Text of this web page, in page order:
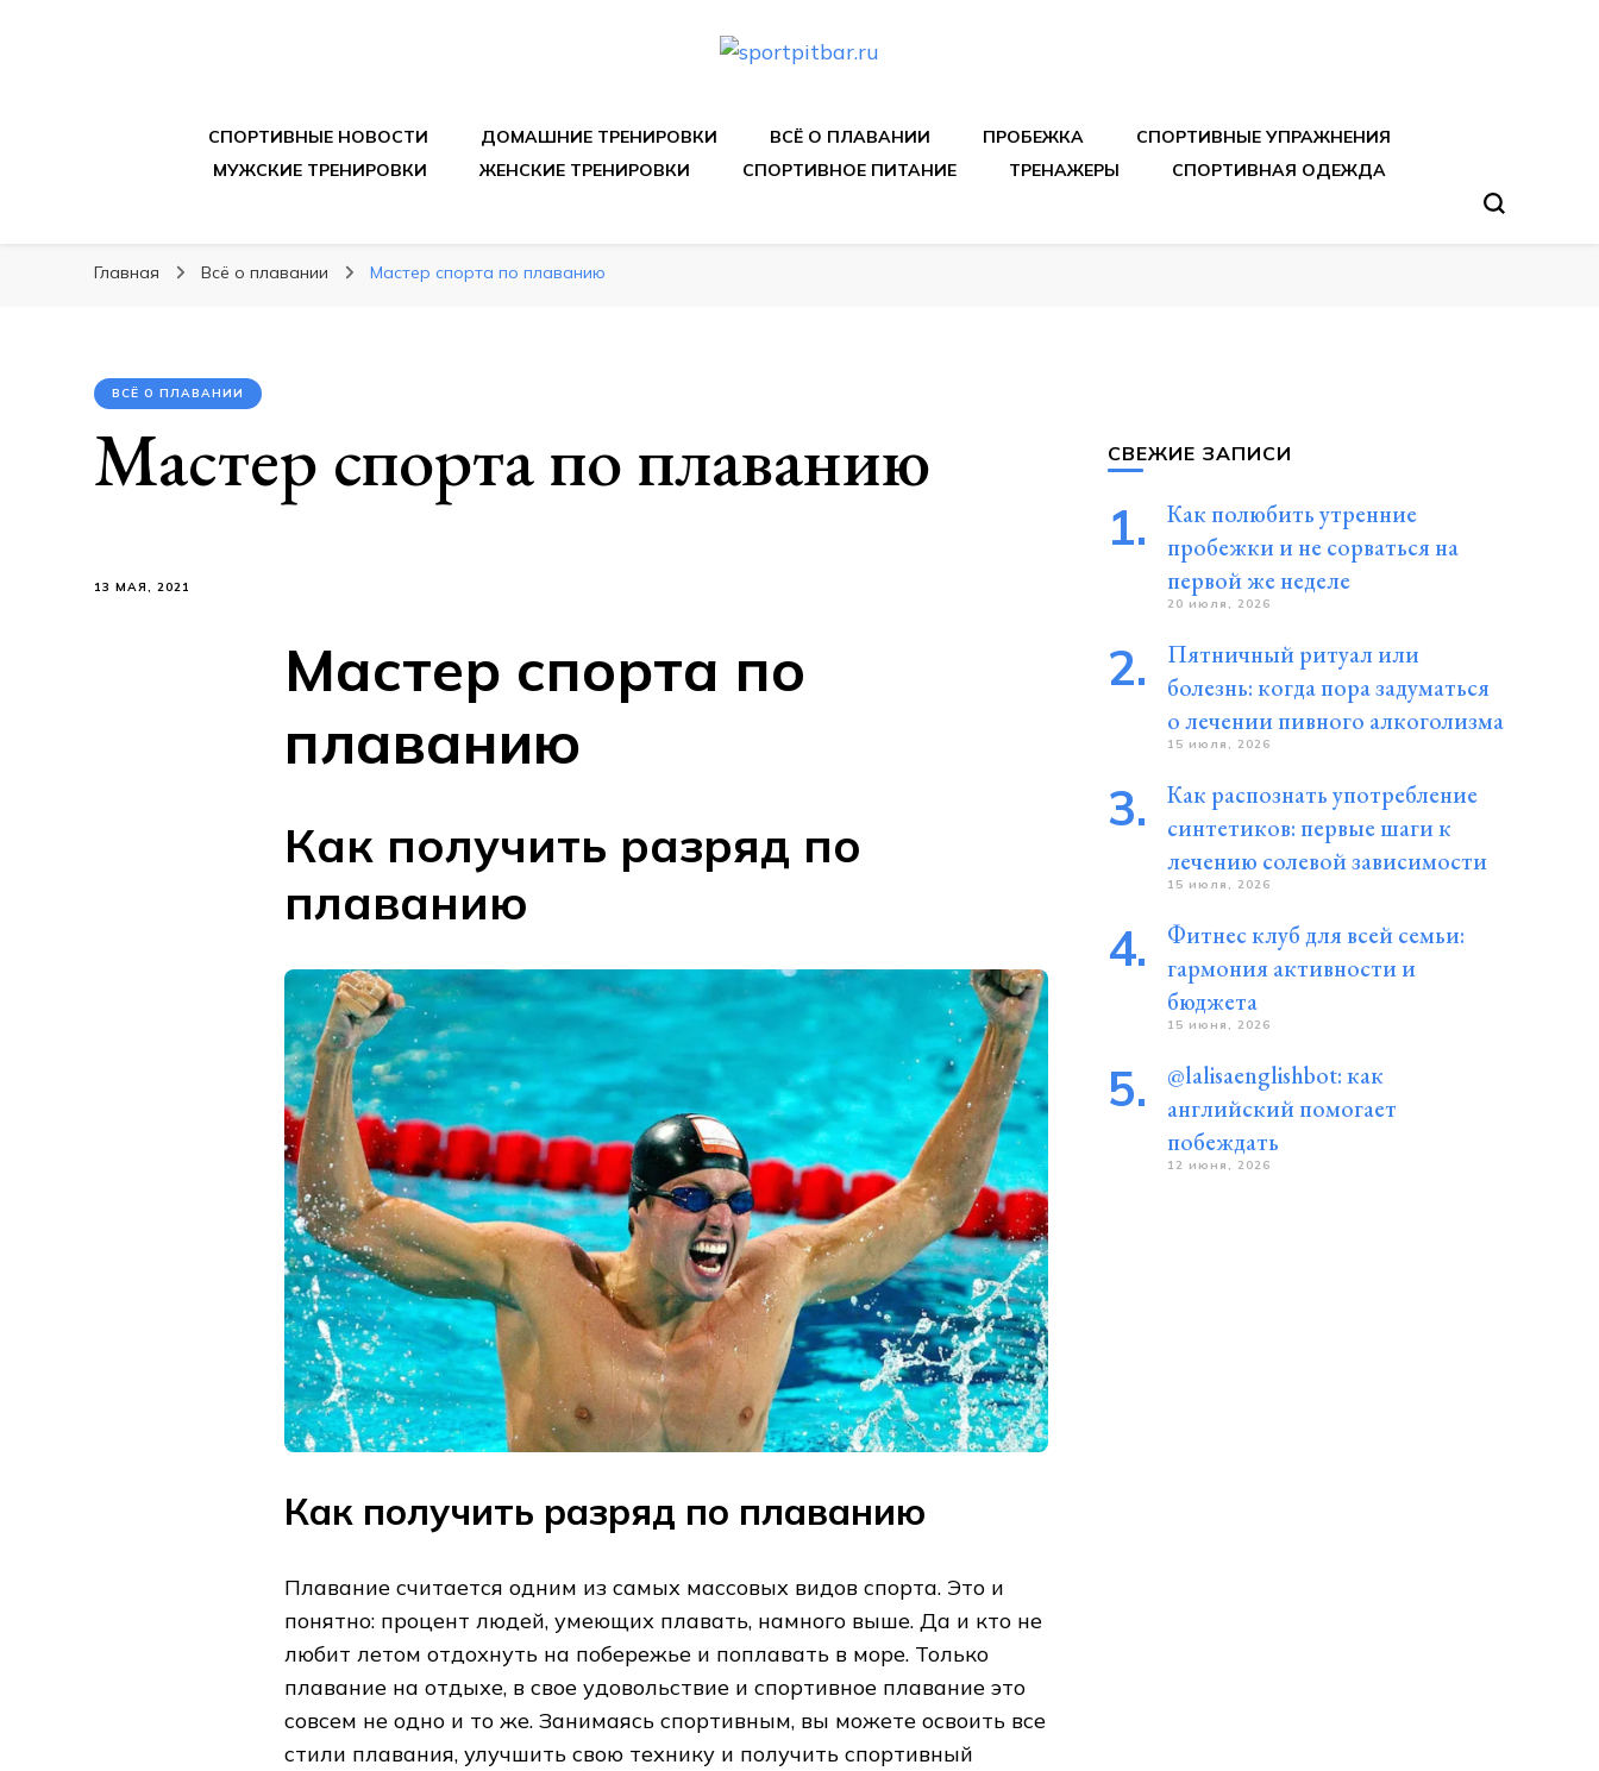
СПОРТИВНЫЕ НОВОСТИ ДОМАШНИЕ ТРЕНИРОВКИ ВСЁ О ПЛАВАНИИ ПРОБЕЖКА
СПОРТИВНЫЕ УПРАЖНЕНИЯ
МУЖСКИЕ ТРЕНИРОВКИ
ЖЕНСКИЕ ТРЕНИРОВКИ СПОРТИВНОЕ ПИТАНИЕ ТРЕНАЖЕРЫ СПОРТИВНАЯ ОДЕЖДА
Главная Всё о плавании Мастер спорта по плаванию
ВСЁ О ПЛАВАНИИ
Мастер спорта по плаванию
13 МАЯ, 2021
Мастер спорта по
плаванию
Как получить разряд по
плаванию
Как получить разряд по плаванию
Плавание считается одним из самых массовых видов спорта. Это и
понятно: процент людей, умеющих плавать, намного выше. Да и кто не
любит летом отдохнуть на побережье и поплавать в море. Только
плавание на отдыхе, в свое удовольствие и спортивное плавание это
совсем не одно и то же. Занимаясь спортивным, вы можете освоить все
стили плавания, улучшить свою технику и получить спортивный
СВЕЖИЕ ЗАПИСИ
Как полюбить утренние
пробежки и не сорваться на
первой же неделе
20 июля, 2026
Пятничный ритуал или
болезнь: когда пора задуматься
о лечении пивного алкоголизма
15 июля, 2026
Как распознать употребление
синтетиков: первые шаги к
лечению солевой зависимости
15 июля, 2026
Фитнес клуб для всей семьи:
гармония активности и
бюджета
15 июня, 2026
@lalisaenglishbot: как
английский помогает
побеждать
12 июня, 2026